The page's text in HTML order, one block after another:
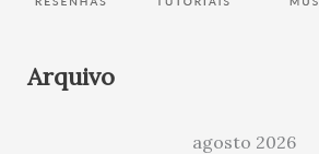
Arquivo
agosto 2026